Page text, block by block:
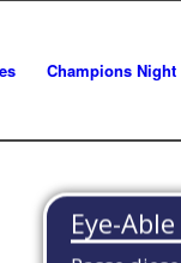
Champions Night